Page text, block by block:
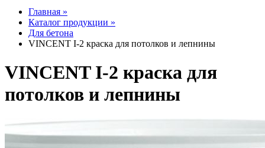
Главная »
Каталог продукции »
Для бетона
VINCENT I-2 краска для потолков и лепнины
VINCENT I-2 краска для
потолков и лепнины